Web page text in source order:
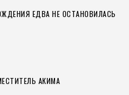
ЕДВА НЕ ОСТАНОВИЛАСЬ
АКИМА